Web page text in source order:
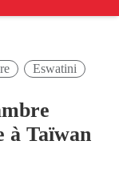
Eswatini
à Taïwan